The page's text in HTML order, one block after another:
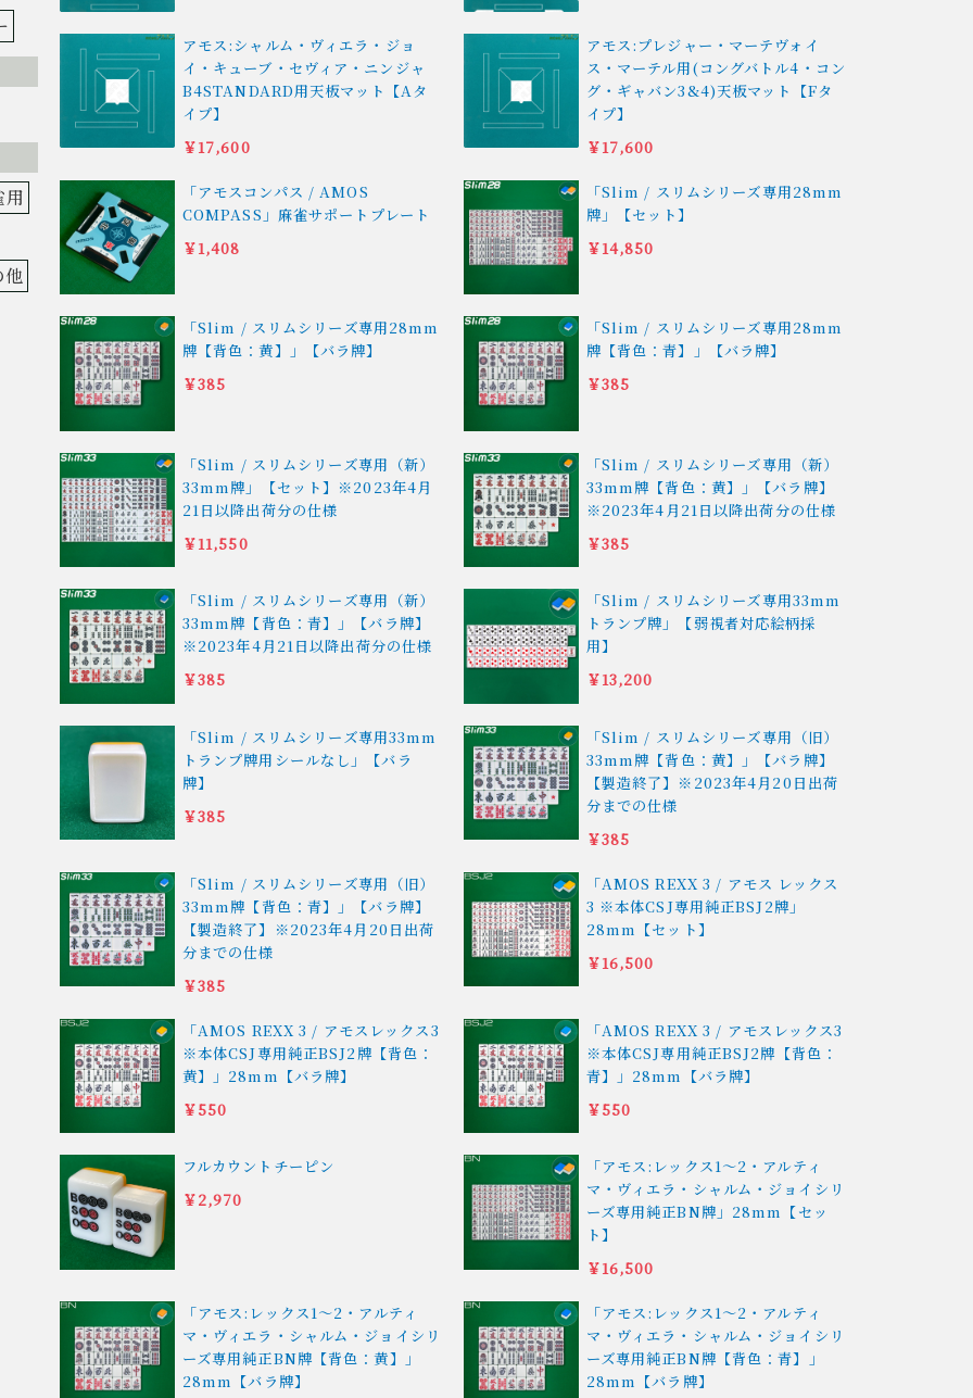
用
他
アモス:シャルム・ヴィエラ・ジョ
イ・キューブ・セヴィア・ニンジャ
B4STANDARD用天板マット【Aタ
イプ】
￥17,600
アモス:プレジャー・マーテヴォイ
ス・マーテル用(コングバトル4・コン
グ・ギャバン3&4)天板マット【Fタ
イプ】
￥17,600
「アモスコンパス / AMOS
COMPASS」麻雀サポートプレート
￥1,408
「Slim / スリムシリーズ専用28mm
牌」【セット】
￥14,850
「Slim / スリムシリーズ専用28mm
牌【背色：黄】」【バラ牌】
￥385
「Slim / スリムシリーズ専用28mm
牌【背色：青】」【バラ牌】
￥385
「Slim / スリムシリーズ専用（新）
33mm牌」【セット】※2023年4月
21日以降出荷分の仕様
￥11,550
「Slim / スリムシリーズ専用（新）
33mm牌【背色：黄】」【バラ牌】
※2023年4月21日以降出荷分の仕様
￥385
「Slim / スリムシリーズ専用（新）
33mm牌【背色：青】」【バラ牌】
※2023年4月21日以降出荷分の仕様
￥385
「Slim / スリムシリーズ専用33mm
トランプ牌」【弱視者対応絵柄採
用】
￥13,200
「Slim / スリムシリーズ専用33mm
トランプ牌用シールなし」【バラ
牌】
￥385
「Slim / スリムシリーズ専用（旧）
33mm牌【背色：黄】」【バラ牌】
【製造終了】※2023年4月20日出荷
分までの仕様
￥385
「Slim / スリムシリーズ専用（旧）
33mm牌【背色：青】」【バラ牌】
【製造終了】※2023年4月20日出荷
分までの仕様
￥385
「AMOS REXX 3 / アモス レックス
3 ※本体CSJ専用純正BSJ2牌」
28mm【セット】
￥16,500
「AMOS REXX 3 / アモスレックス3
※本体CSJ専用純正BSJ2牌【背色：
黄】」28mm【バラ牌】
￥550
「AMOS REXX 3 / アモスレックス3
※本体CSJ専用純正BSJ2牌【背色：
青】」28mm【バラ牌】
￥550
フルカウントチーピン
￥2,970
「アモス:レックス1〜2・アルティ
マ・ヴィエラ・シャルム・ジョイシリ
ーズ専用純正BN牌」28mm【セッ
ト】
￥16,500
「アモス:レックス1〜2・アルティ
マ・ヴィエラ・シャルム・ジョイシリ
ーズ専用純正BN牌【背色：黄】」
28mm【バラ牌】
「アモス:レックス1〜2・アルティ
マ・ヴィエラ・シャルム・ジョイシリ
ーズ専用純正BN牌【背色：青】」
28mm【バラ牌】